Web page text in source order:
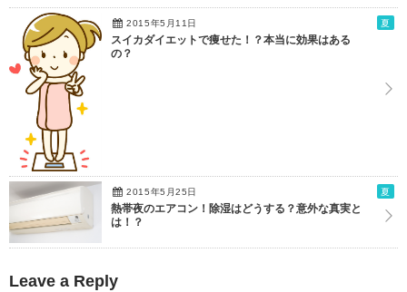
2015年5月11日 夏
スイカダイエットで痩せた！？本当に効果はある
の？
2015年5月25日 夏
熱帯夜のエアコン！除湿はどうする？意外な真実と
は！？
Leave a Reply